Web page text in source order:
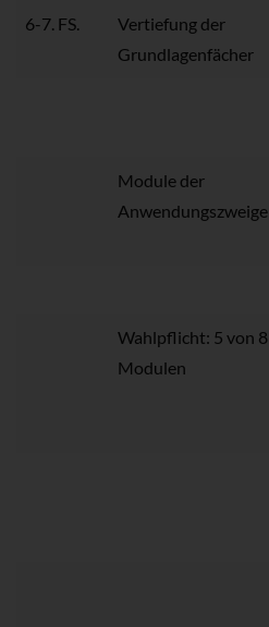
6-7. FS.
Vertiefung der
Grundlagenfächer
Module der
Anwendungszweige
Wahlpflicht: 5 von 8
Modulen